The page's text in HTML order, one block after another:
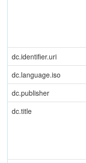
dc.identifier.uri
dc.language.iso
dc.publisher
dc.title